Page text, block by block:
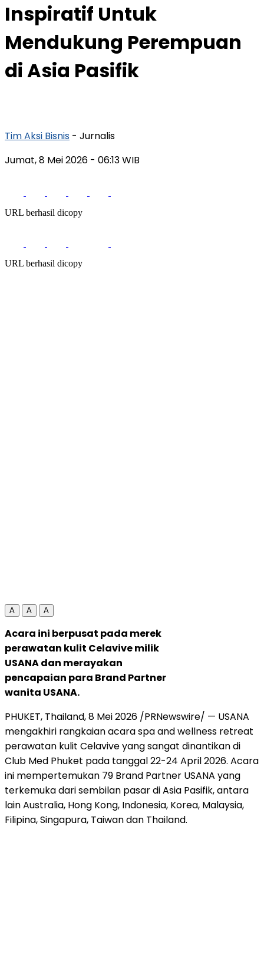
Inspiratif Untuk
Mendukung Perempuan
di Asia Pasifik
Tim Aksi Bisnis - Jurnalis
Jumat, 8 Mei 2026 - 06:13 WIB
URL berhasil dicopy
URL berhasil dicopy
A A A
Acara ini berpusat pada merek
perawatan kulit Celavive milik
USANA dan merayakan
pencapaian para Brand Partner
wanita USANA.
PHUKET, Thailand,8 Mei 2026 /PRNewswire/ — USANA
mengakhiri rangkaian acara spa and wellness retreat
perawatan kulit Celavive yang sangat dinantikan di
Club Med Phuket pada tanggal 22-24 April 2026. Acara
ini mempertemukan 79 Brand Partner USANA yang
terkemuka dari sembilan pasar di Asia Pasifik, antara
lain Australia, Hong Kong, Indonesia, Korea, Malaysia,
Filipina, Singapura, Taiwan dan Thailand.